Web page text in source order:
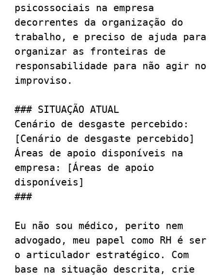
psicossociais na empresa
decorrentes da organização do
trabalho, e preciso de ajuda para
organizar as fronteiras de
responsabilidade para não agir no
improviso.
### SITUAÇÃO ATUAL
Cenário de desgaste percebido:
[Cenário de desgaste percebido]
Áreas de apoio disponíveis na
empresa: [Áreas de apoio
disponíveis]
###
Eu não sou médico, perito nem
advogado, meu papel como RH é ser
o articulador estratégico. Com
base na situação descrita, crie